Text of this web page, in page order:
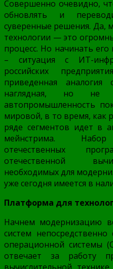
Совершенно очевидно,
обновлять и
суверенные решения. Да,
технологии — это
процесс. Но начинать
– ситуация с ИТ-
российских
приведенная
наглядная, но не
автопромышленность
мировой, в то время, как
ряде сегментов идет в
мейнстрима. Набор
отечественных
отечественной
необходимых для
уже сегодня имеется в
Платформа для
Начнем модернизацию
систем
операционной системы
отвечает за работу